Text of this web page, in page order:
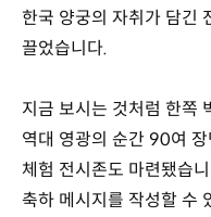
한국 양궁의 자취가 담긴
끌었습니다.
지금 보시는 것처럼 한쪽
역대 영광의 순간 90여
체험 전시존도 마련됐습
축하 메시지를 작성할 수